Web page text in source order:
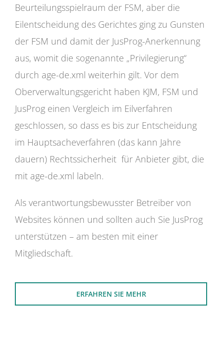
Beurteilungsspielraum der FSM, aber die
Eilentscheidung des Gerichtes ging zu Gunsten
der FSM und damit der JusProg-Anerkennung
aus, womit die sogenannte „Privilegierung“
durch age-de.xml weiterhin gilt. Vor dem
Oberverwaltungsgericht haben KJM, FSM und
JusProg einen Vergleich im Eilverfahren
geschlossen, so dass es bis zur Entscheidung
im Hauptsacheverfahren (das kann Jahre
dauern) Rechtssicherheit für Anbieter gibt, die
mit age-de.xml labeln.
Als verantwortungsbewusster Betreiber von
Websites können und sollten auch Sie JusProg
unterstützen – am besten mit einer
Mitgliedschaft.
ERFAHREN SIE MEHR